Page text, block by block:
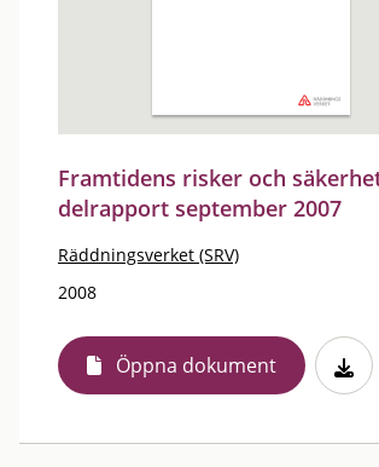
Framtidens risker och
delrapport september 2007
Räddningsverket (SRV)
2008
Öppna dokument